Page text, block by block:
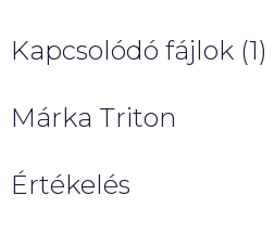
Kapcsolódó fájlok (1)
Márka Triton
Értékelés